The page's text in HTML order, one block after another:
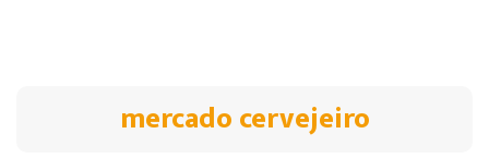
mercado cervejeiro